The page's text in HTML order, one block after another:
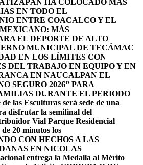
ATIZAPÁN HA COLOCADO MÁS
EN TODO EL
ENTRE COACALCO Y EL
MÁS
EL DEPORTE DE ALTO
MUNICIPAL DE TECÁMAC
EN LOS LÍMITES CON
DEL TRABAJO EN EQUIPO Y EN
EN NAUCALPAN EL
SEGURO 2026” PARA
DURANTE EL PERIODO
las Esculturas será sede de una
disfrutar la semifinal del
Vial Parque Residencial
20 minutos los
CON HECHOS A LAS
EN NICOLAS
entrega la Medalla al Mérito